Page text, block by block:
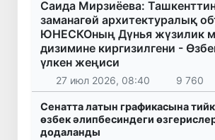
Саида Мирзиёева:
заманагөй архитектуралық
ЮНЕСКОның Дүнья жүзилик
дизимине киргизилгени -
үлкен жеңиси
27 июл 2026, 08:40 9 760
Сенатта латын графикасына
өзбек әлипбесиндеги
додаланды